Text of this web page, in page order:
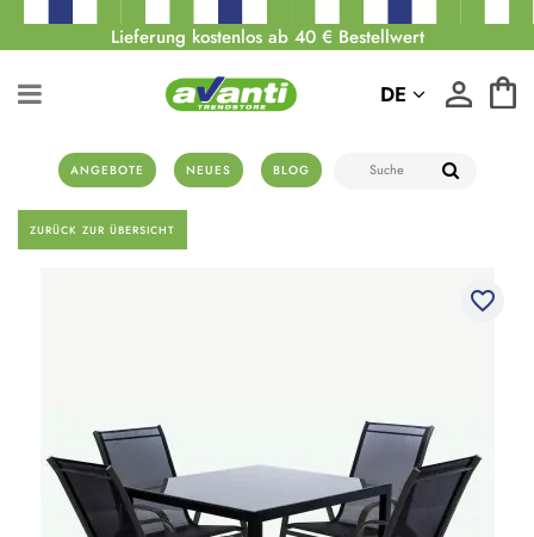
Lieferung kostenlos ab 40 € Bestellwert
ANGEBOTE NEUES BLOG
DE
ZURÜCK ZUR ÜBERSICHT
favorite_border